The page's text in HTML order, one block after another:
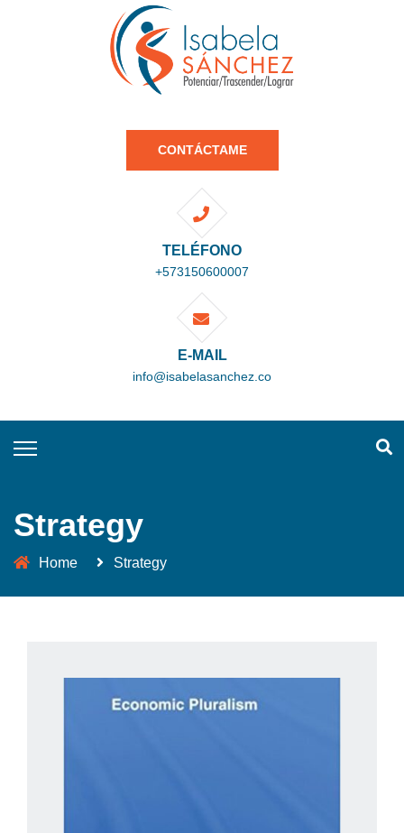
CONTÁCTAME
TELÉFONO
+573150600007
E-MAIL
info@isabelasanchez.co
Strategy
Home Strategy